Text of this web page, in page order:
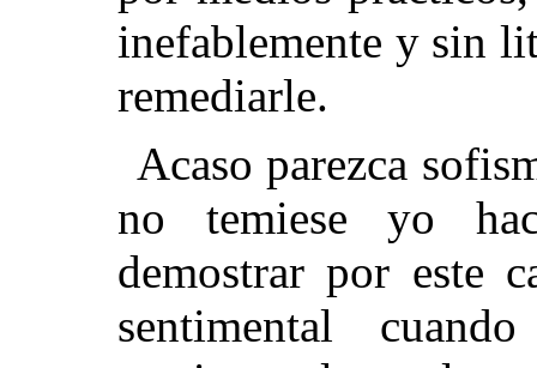
inefablemente y sin
remediarle.
Acaso parezca
no temiese yo
demostrar por este
sentimental